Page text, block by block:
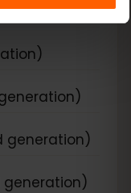
generation)
generation)